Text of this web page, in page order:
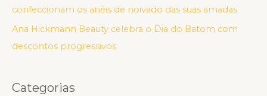
confeccionam os anéis de noivado das suas amadas
Ana Hickmann Beauty celebra o Dia do Batom com
descontos progressivos
Categorias